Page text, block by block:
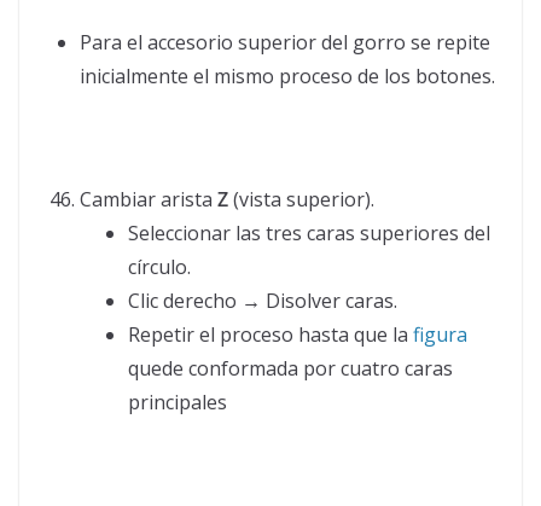
Para el accesorio superior del gorro se repite
inicialmente el mismo proceso de los botones.
Cambiar arista Z(vista superior).
Seleccionar las tres caras superiores del
círculo.
Clic derecho → Disolver caras.
Repetir el proceso hasta que la figura
quede conformada por cuatro caras
principales